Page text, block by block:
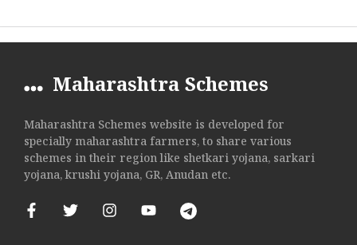
Maharashtra Schemes
Maharashtra Schemes website is developed for
specially maharashtra farmers, to share various
schemes in their region like shetkari yojana, sarkari
yojana, krushi yojana, GR, Anudan etc.